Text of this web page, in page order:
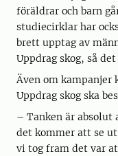
föräldrar och barn
studiecirklar har
brett upptag av
Uppdrag skog, så
Även om kampanjer
Uppdrag skog ska
– Tanken är absolut
det kommer att se
vi tog fram det var